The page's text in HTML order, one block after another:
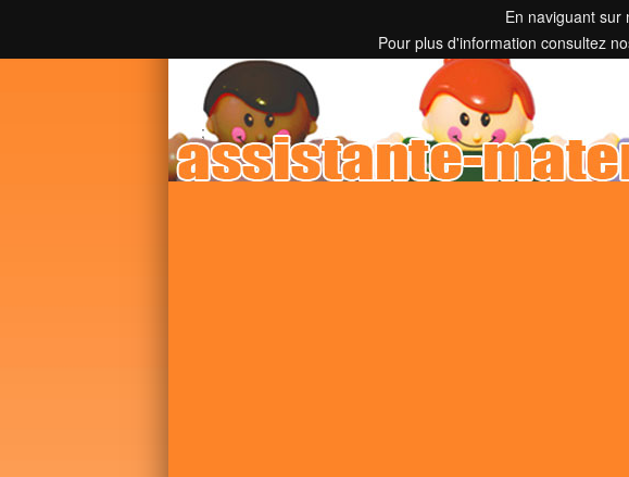
En naviguant sur
Pour plus d'information consultez
Toutes les informations sur les assistantes maternelles et parents
;